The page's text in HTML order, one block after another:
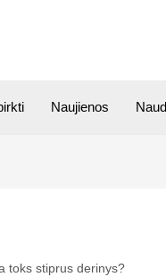
Naujienos
toks stiprus derinys?